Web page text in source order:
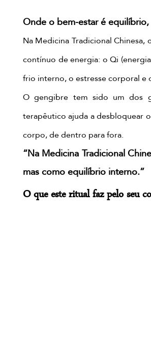
massagem com matcha
Onde o bem-estar é
Na Medicina Tradicional
contínuo de energia: o Qi
frio interno, o estresse corporal e
O gengibre tem sido um dos
terapêutico ajuda a desbloquear
corpo, de dentro para fora.
“Na Medicina Tradicional
mas como equilíbrio interno.”
O que este ritual faz pelo seu